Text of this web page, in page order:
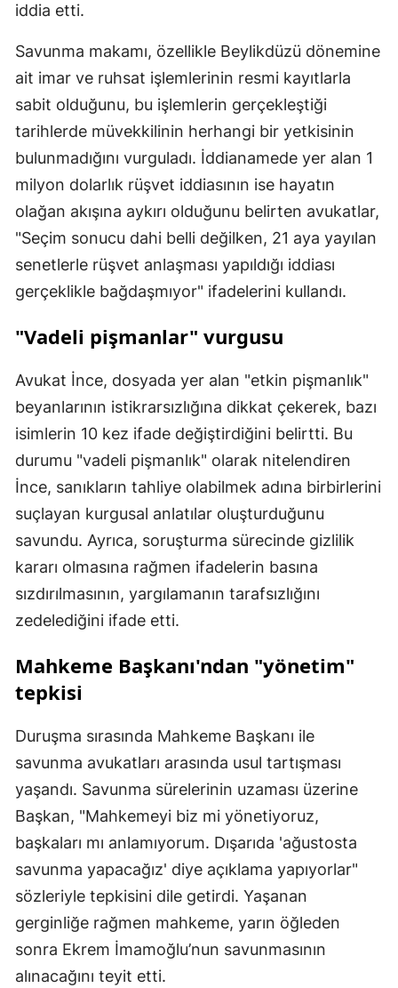
iddia etti.
Savunma makamı, özellikle Beylikdüzü dönemine
ait imar ve ruhsat işlemlerinin resmi kayıtlarla
sabit olduğunu, bu işlemlerin gerçekleştiği
tarihlerde müvekkilinin herhangi bir yetkisinin
bulunmadığını vurguladı. İddianamede yer alan 1
milyon dolarlık rüşvet iddiasının ise hayatın
olağan akışına aykırı olduğunu belirten avukatlar,
"Seçim sonucu dahi belli değilken, 21 aya yayılan
senetlerle rüşvet anlaşması yapıldığı iddiası
gerçeklikle bağdaşmıyor" ifadelerini kullandı.
"Vadeli pişmanlar" vurgusu
Avukat İnce, dosyada yer alan "etkin pişmanlık"
beyanlarının istikrarsızlığına dikkat çekerek, bazı
isimlerin 10 kez ifade değiştirdiğini belirtti. Bu
durumu "vadeli pişmanlık" olarak nitelendiren
İnce, sanıkların tahliye olabilmek adına birbirlerini
suçlayan kurgusal anlatılar oluşturduğunu
savundu. Ayrıca, soruşturma sürecinde gizlilik
kararı olmasına rağmen ifadelerin basına
sızdırılmasının, yargılamanın tarafsızlığını
zedelediğini ifade etti.
Mahkeme Başkanı'ndan "yönetim"
tepkisi
Duruşma sırasında Mahkeme Başkanı ile
savunma avukatları arasında usul tartışması
yaşandı. Savunma sürelerinin uzaması üzerine
Başkan, "Mahkemeyi biz mi yönetiyoruz,
başkaları mı anlamıyorum. Dışarıda 'ağustosta
savunma yapacağız' diye açıklama yapıyorlar"
sözleriyle tepkisini dile getirdi. Yaşanan
gerginliğe rağmen mahkeme, yarın öğleden
sonra Ekrem İmamoğlu’nun savunmasının
alınacağını teyit etti.